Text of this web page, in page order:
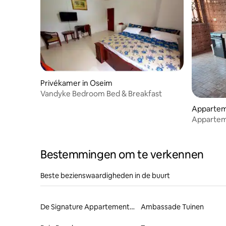
Privékamer in Oseim
Vandyke Bedroom Bed & Breakfast
Bestemmingen om te verkennen
Beste bezienswaardigheden in de buurt
De Signature Appartementen Ambassade Tuinen